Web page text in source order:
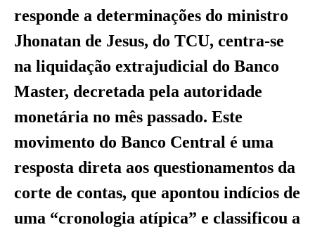
responde a determinações do ministro
Jhonatan de Jesus, do TCU, centra-se
na liquidação extrajudicial do Banco
Master, decretada pela autoridade
monetária no mês passado. Este
movimento do Banco Central é uma
resposta direta aos questionamentos da
corte de contas, que apontou indícios de
uma “cronologia atípica” e classificou a